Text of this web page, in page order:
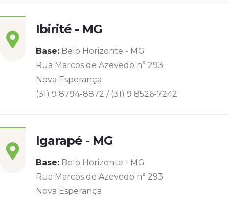
Ibirité - MG
Base: Belo Horizonte - MG
Rua Marcos de Azevedo n° 293
Nova Esperança
(31) 9 8794-8872 / (31) 9 8526-7242
Igarapé - MG
Base: Belo Horizonte - MG
Rua Marcos de Azevedo n° 293
Nova Esperança